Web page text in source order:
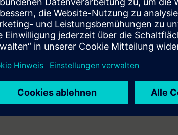
di un azionamento SINAMICS S120
DRIVE-CLiQ
Startdrive un azionamento SINAMICS S120 ed
diagnostica integrate
di azionamento.